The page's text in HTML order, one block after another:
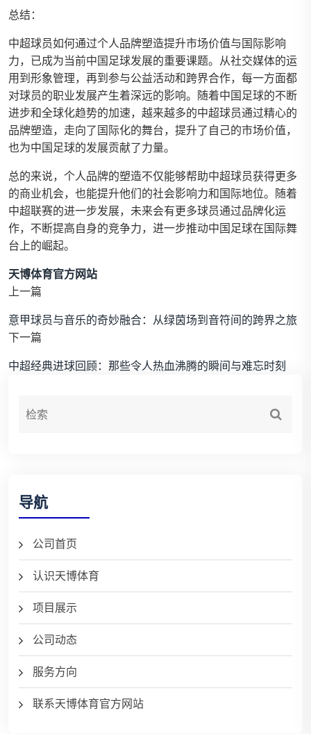
总结：
中超球员如何通过个人品牌塑造提升市场价值与国际影响
力，已成为当前中国足球发展的重要课题。从社交媒体的运
用到形象管理，再到参与公益活动和跨界合作，每一方面都
对球员的职业发展产生着深远的影响。随着中国足球的不断
进步和全球化趋势的加速，越来越多的中超球员通过精心的
品牌塑造，走向了国际化的舞台，提升了自己的市场价值，
也为中国足球的发展贡献了力量。
总的来说，个人品牌的塑造不仅能够帮助中超球员获得更多
的商业机会，也能提升他们的社会影响力和国际地位。随着
中超联赛的进一步发展，未来会有更多球员通过品牌化运
作，不断提高自身的竞争力，进一步推动中国足球在国际舞
台上的崛起。
天博体育官方网站
上一篇
意甲球员与音乐的奇妙融合：从绿茵场到音符间的跨界之旅
下一篇
中超经典进球回顾：那些令人热血沸腾的瞬间与难忘时刻
导航
公司首页
认识天博体育
项目展示
公司动态
服务方向
联系天博体育官方网站